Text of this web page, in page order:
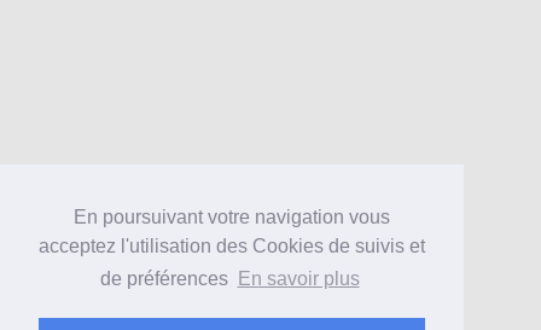
En poursuivant votre navigation vous
acceptez l'utilisation des Cookies de suivis et
de préférences
En savoir plus